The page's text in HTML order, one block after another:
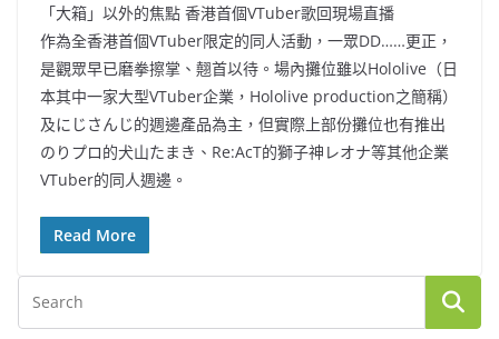
「大箱」以外的焦點 香港首個VTuber歌回現場直播
作為全香港首個VTuber限定的同人活動，一眾DD……更正，
是觀眾早已磨拳擦掌、翹首以待。場內攤位雖以Hololive（日
本其中一家大型VTuber企業，Hololive production之簡稱）
及にじさんじ的週邊產品為主，但實際上部份攤位也有推出
のりプロ的犬山たまき、Re:AcT的獅子神レオナ等其他企業
VTuber的同人週邊。
Read More